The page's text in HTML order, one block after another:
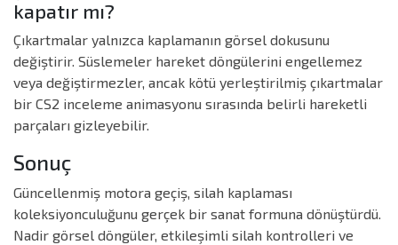
kapatır mı?
Çıkartmalar yalnızca kaplamanın görsel dokusunu
değiştirir. Süslemeler hareket döngülerini engellemez
veya değiştirmezler, ancak kötü yerleştirilmiş çıkartmalar
bir CS2 inceleme animasyonu sırasında belirli hareketli
parçaları gizleyebilir.
Sonuç
Güncellenmiş motora geçiş, silah kaplaması
koleksiyonculuğunu gerçek bir sanat formuna dönüştürdü.
Nadir görsel döngüler, etkileşimli silah kontrolleri ve